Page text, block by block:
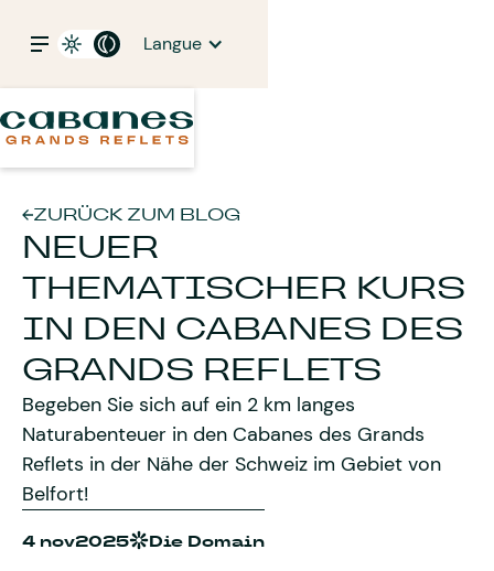
Langue
ZURÜCK ZUM BLOG
NEUER
THEMATISCHER KURS
IN DEN CABANES DES
GRANDS REFLETS
Begeben Sie sich auf ein 2 km langes
Naturabenteuer in den Cabanes des Grands
Reflets in der Nähe der Schweiz im Gebiet von
Belfort!
4 nov2025 Die Domain